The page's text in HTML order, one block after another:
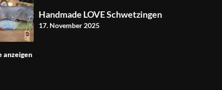
Handmade LOVE Schwetzingen
17. November 2025
anzeigen